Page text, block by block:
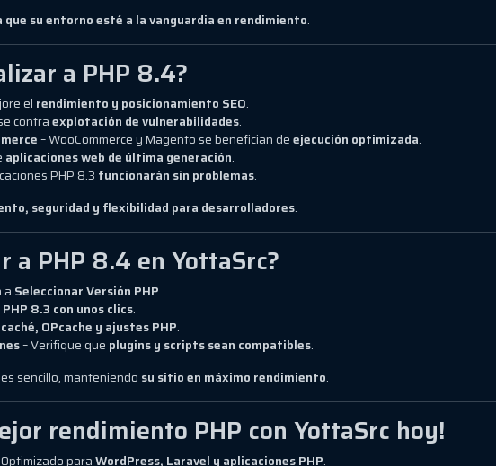
su entorno esté a la vanguardia en rendimiento.
a PHP 8.4?
el rendimiento y posicionamiento SEO.
contraexplotación de vulnerabilidades.
– WooCommerce y Magento se benefician deejecución optimizada.
aplicaciones web de última generación.
PHP 8.3 funcionarán sin problemas.
seguridad y flexibilidad para desarrolladores.
a PHP 8.4 en YottaSrc?
a Seleccionar Versión PHP.
PHP 8.3 con unos clics.
caché, OPcache y ajustes PHP.
– Verifique que plugins y scripts sean compatibles.
sencillo, manteniendo su sitio en máximo rendimiento.
rendimiento PHP con YottaSrc hoy!
paraWordPress, Laravel y aplicaciones PHP.